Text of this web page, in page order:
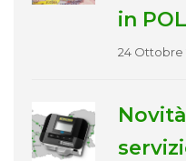
in
24 Ottobre
Novità